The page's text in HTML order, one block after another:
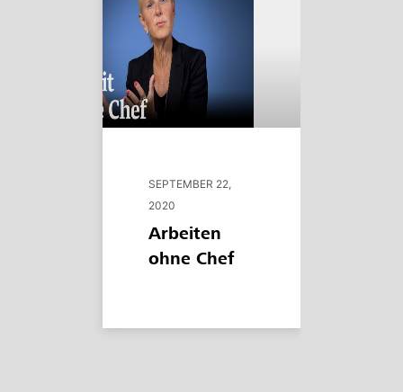
SEPTEMBER 22,
2020
Arbeiten
ohne Chef